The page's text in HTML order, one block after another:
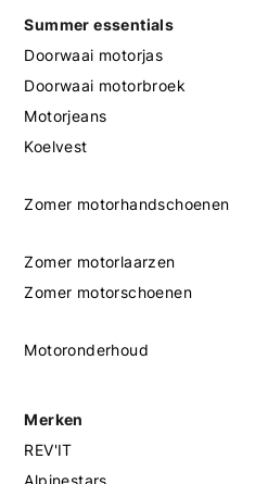
Summer essentials
Doorwaai motorjas
Doorwaai motorbroek
Motorjeans
Koelvest
Zomer motorhandschoenen
Zomer motorlaarzen
Zomer motorschoenen
Motoronderhoud
Merken
REV'IT
Alpinestars